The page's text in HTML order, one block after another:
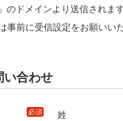
ドメインより送信されます
事前に受信設定をお願いい
い合わせ
必須 姓